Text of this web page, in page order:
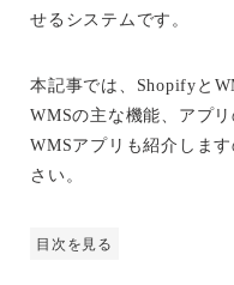
せるシステムです。
本記事では、Shopifyと
WMSの主な機能、アプ
WMSアプリも紹介しま
さい。
目次を見る